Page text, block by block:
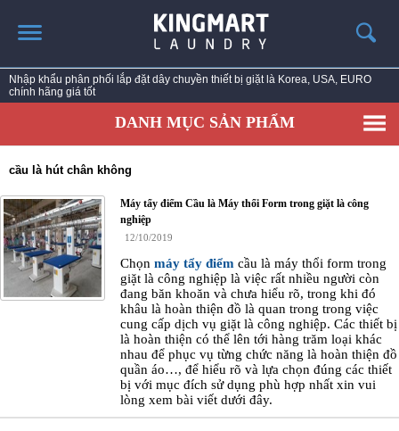
SẢN PHẨM
TIN TỨC GIẶT LÀ
CÔNG TRÌNH TRIỂN KHAI
LIÊN HỆ
Nhập khẩu phân phối lắp đặt dây chuyền thiết bị giặt là Korea, USA, EURO
chính hãng giá tốt
DANH MỤC SẢN PHẨM
cầu là hút chân không
Máy tẩy điểm Cầu là Máy thổi Form trong giặt là công
nghiệp
12/10/2019
Chọn máy tẩy điểm cầu là máy thổi form trong
giặt là công nghiệp là việc rất nhiều người còn
đang băn khoăn và chưa hiểu rõ, trong khi đó
khâu là hoàn thiện đồ là quan trong trong việc
cung cấp dịch vụ giặt là công nghiệp. Các thiết bị
là hoàn thiện có thể lên tới hàng trăm loại khác
nhau để phục vụ từng chức năng là hoàn thiện đồ
quần áo…, để hiểu rõ và lựa chọn đúng các thiết
bị với mục đích sử dụng phù hợp nhất xin vui
lòng xem bài viết dưới đây.